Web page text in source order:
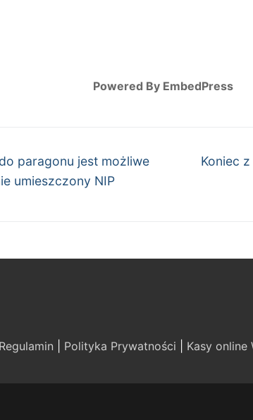
Powered By EmbedPress
paragonu jest możliwe
umieszczony NIP
Następny
Koniec
Regulamin Polityka Prywatności Kasy online